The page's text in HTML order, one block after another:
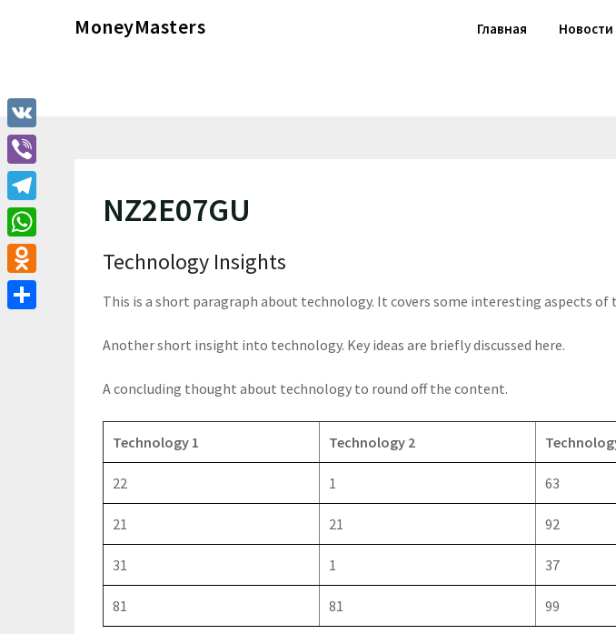
MoneyMasters Главная Новости
NZ2E07GU
Technology Insights
This is a short paragraph about technology. It covers some interesting aspects of
Another short insight into technology. Key ideas are briefly discussed here.
A concluding thought about technology to round off the content.
Technology 1 Technology 2
22 1 63
21 21 92
31 1 37
81 81 99
VK
Viber
Telegram
WhatsApp
Odnoklassniki